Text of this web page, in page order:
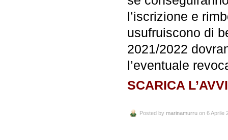
l’iscrizione e
usufruiscono di
2021/2022
l’eventuale
SCARICA
Posted by marinamurru on 6 Aprile